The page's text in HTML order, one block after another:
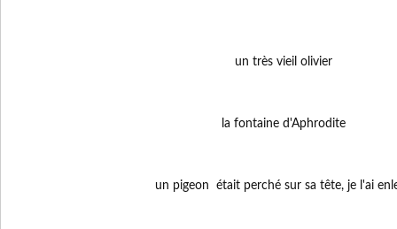
un très vieil olivier
la fontaine d'Aphrodite
un pigeon était perché sur sa tête, je l'ai